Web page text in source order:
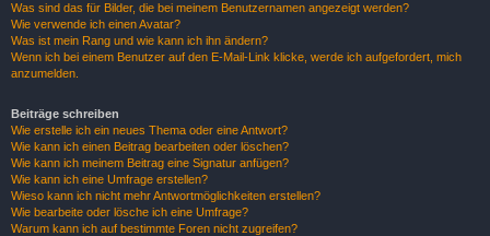
Was sind das für Bilder, die bei meinem Benutzernamen angezeigt werden?
Wie verwende ich einen Avatar?
Was ist mein Rang und wie kann ich ihn ändern?
Wenn ich bei einem Benutzer auf den E-Mail-Link klicke, werde ich aufgefordert, mich
anzumelden.
Beiträge schreiben
Wie erstelle ich ein neues Thema oder eine Antwort?
Wie kann ich einen Beitrag bearbeiten oder löschen?
Wie kann ich meinem Beitrag eine Signatur anfügen?
Wie kann ich eine Umfrage erstellen?
Wieso kann ich nicht mehr Antwortmöglichkeiten erstellen?
Wie bearbeite oder lösche ich eine Umfrage?
Warum kann ich auf bestimmte Foren nicht zugreifen?